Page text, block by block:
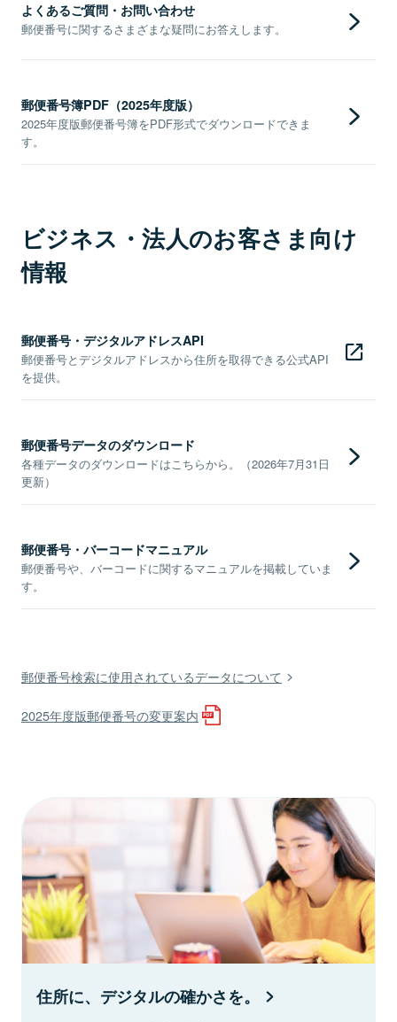
よくあるご質問・お問い合わせ
郵便番号に関するさまざまな疑問にお答えします。
郵便番号簿PDF（2025年度版）
2025年度版郵便番号簿をPDF形式でダウンロードできま
す。
ビジネス・法人のお客さま向け
情報
郵便番号・デジタルアドレスAPI
郵便番号とデジタルアドレスから住所を取得できる公式API
を提供。
郵便番号データのダウンロード
各種データのダウンロードはこちらから。（2026年7月31日
更新）
郵便番号・バーコードマニュアル
郵便番号や、バーコードに関するマニュアルを掲載していま
す。
郵便番号検索に使用されているデータについて
2025年度版郵便番号の変更案内
住所に、デジタルの確かさを。